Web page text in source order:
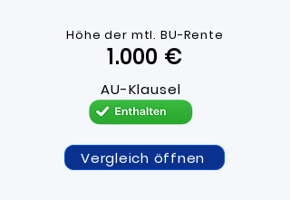
Höhe der mtl. BU-Rente
1.000 ​€
AU-Klausel
Vergleich öffnen